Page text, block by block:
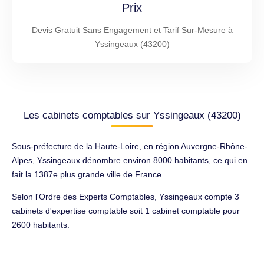
Prix
Devis Gratuit Sans Engagement et Tarif Sur-Mesure à
Yssingeaux (43200)
Les cabinets comptables sur Yssingeaux (43200)
Sous-préfecture de la Haute-Loire, en région Auvergne-Rhône-
Alpes, Yssingeaux dénombre environ 8000 habitants, ce qui en
fait la 1387e plus grande ville de France.
Selon l'Ordre des Experts Comptables, Yssingeaux compte 3
cabinets d'expertise comptable soit 1 cabinet comptable pour
2600 habitants.